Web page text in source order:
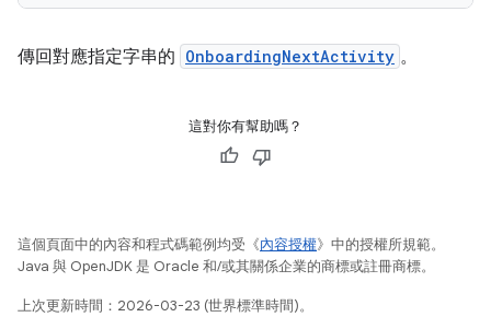
傳回對應指定字串的 OnboardingNextActivity 。
這對你有幫助嗎？
這個頁面中的內容和程式碼範例均受《內容授權》中的授權所規範。
Java 與 OpenJDK 是 Oracle 和/或其關係企業的商標或註冊商標。
上次更新時間：2026-03-23 (世界標準時間)。